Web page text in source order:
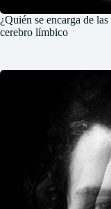
¿Quién se encarga de
cerebro límbico